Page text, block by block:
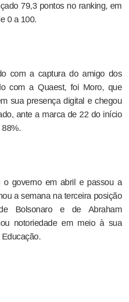
79,3 pontos no ranking, em
0 a 100.
com a captura do amigo dos
com a Quaest, foi Moro, que
sua presença digital e chegou
ante a marca de 22 do início
o governo em abril e passou a
a semana na terceira posição
Bolsonaro e de Abraham
notoriedade em meio à sua